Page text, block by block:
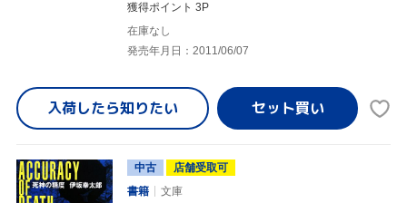
獲得ポイント 3P
在庫なし
発売年月日：2011/06/07
入荷したら知りたい
中古
店舗受取可
書籍
文庫